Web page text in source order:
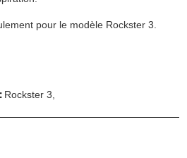
pour le modèle Rockster 3.
Rockster 3,